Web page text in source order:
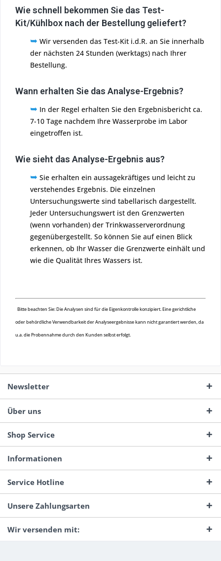
Wie schnell bekommen Sie das Test-
Kit/Kühlbox nach der Bestellung geliefert?
➥ Wir versenden das Test-Kit i.d.R. an Sie innerhalb
der nächsten 24 Stunden (werktags) nach Ihrer
Bestellung.
Wann erhalten Sie das Analyse-Ergebnis?
➥ In der Regel erhalten Sie den Ergebnisbericht ca.
7-10 Tage nachdem Ihre Wasserprobe im Labor
eingetroffen ist.
Wie sieht das Analyse-Ergebnis aus?
➥ Sie erhalten ein aussagekräftiges und leicht zu
verstehendes Ergebnis. Die einzelnen
Untersuchungswerte sind tabellarisch dargestellt.
Jeder Untersuchungswert ist den Grenzwerten
(wenn vorhanden) der Trinkwasserverordnung
gegenübergestellt. So können Sie auf einen Blick
erkennen, ob Ihr Wasser die Grenzwerte einhält und
wie die Qualität Ihres Wassers ist.
Bitte beachten Sie: Die Analysen sind für die Eigenkontrolle konzipiert. Eine gerichtliche
oder behördliche Verwendbarkeit der Analyseergebnisse kann nicht garantiert werden, da
u.a. die Probennahme durch den Kunden selbst erfolgt.
Newsletter
Über uns
Shop Service
Informationen
Service Hotline
Unsere Zahlungsarten
Wir versenden mit: